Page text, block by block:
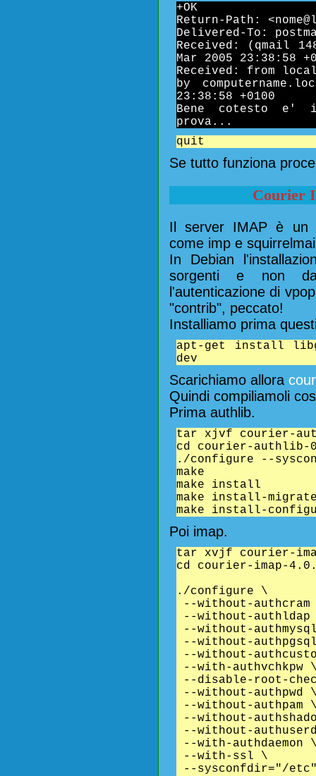
+OK
Return-Path:
Delivered-To:
Received: (qmail
Mar 2005 23:38:58
Received: from
by
23:38:58 +0100
Bene cotesto e'
prova...
quit
Se tutto funziona
Courier
Il server IMAP è un
come imp e
In Debian
sorgenti e non
l'autenticazione di
"contrib", peccato!
Installiamo prima
apt-get install
dev
Scarichiamo allora
Quindi compiliamoli
Prima authlib.
tar xjvf courier-
cd courier-authlib-
./configure --
make
make install
make install-
make install-
Poi imap.
tar xvjf courier-
cd courier-imap-
./configure \
--without-
--without-
--without-
--without-
--without-
--with-authvchkpw
--disable-root-
--without-authpwd
--without-authpam
--without-
--without-
--with-authdaemon
--with-ssl \
--sysconfdir="/